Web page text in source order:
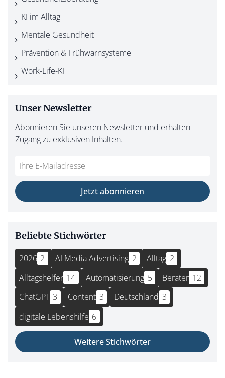
KI im Alltag
Mentale Gesundheit
Prävention & Frühwarnsysteme
Work-Life-KI
Unser Newsletter
Abonnieren Sie unseren Newsletter und erhalten
Zugang zu exklusiven Inhalten.
Do
fill
this
*Ihre
Mailadresse:
Jetzt abonnieren
Beliebte Stichwörter
2026 2 AI Media Advertising 2 Alltag 2
Alltagshelfer 14 Automatisierung 5 Berater 12
ChatGPT 3 Content 3 Deutschland 3
digitale Lebenshilfe 6
Weitere Stichwörter